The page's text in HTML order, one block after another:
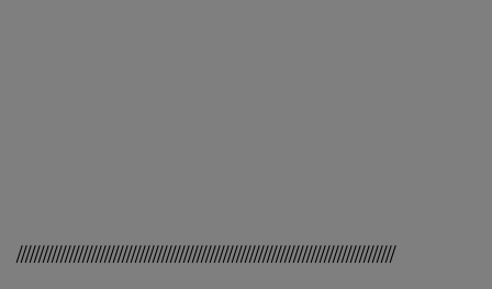
//////////////////////////////////////////////////////////////////////////////////////